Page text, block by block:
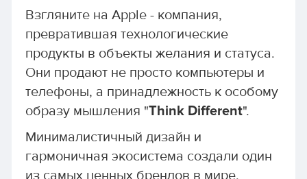
Взгляните на Apple - компания,
превратившая технологические
продукты в объекты желания и статуса.
Они продают не просто компьютеры и
телефоны, а принадлежность к особому
образу мышления "Think Different".
Минималистичный дизайн и
гармоничная экосистема создали один
из самых ценных брендов в мире.